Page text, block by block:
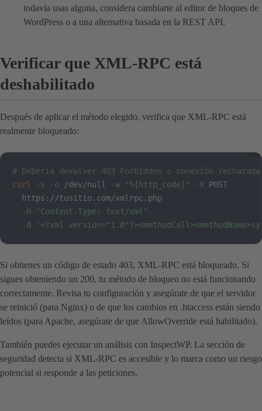
todavía usas alguna, considera cambiarte al editor de bloques de
WordPress o a una alternativa basada en la REST API.
Verificar que XML-RPC está
deshabilitado
Después de aplicar el método elegido, verifica que XML-RPC está
realmente bloqueado:
# Debería devolver 403 Forbidden o conexión rechazada
curl
-s -o /dev/null -w "%{http_code}" -X POST
  https://tusitio.com/xmlrpc.php
-H
"Content-Type: text/xml"
-d
'<?xml
Si obtienes un código de estado 403, XML-RPC está bloqueado. Si
sigues obteniendo un 200, tu método de bloqueo no está funcionando
correctamente. Revisa tu configuración y asegúrate de que el servidor
se reinició (para Nginx) o de que los cambios en .htaccess están siendo
leídos (para Apache, asegúrate de que AllowOverride está habilitado).
También puedes ejecutar un análisis con InspectWP. La sección de
seguridad detecta si XML-RPC es accesible y lo marca como un riesgo
potencial si responde a las peticiones.